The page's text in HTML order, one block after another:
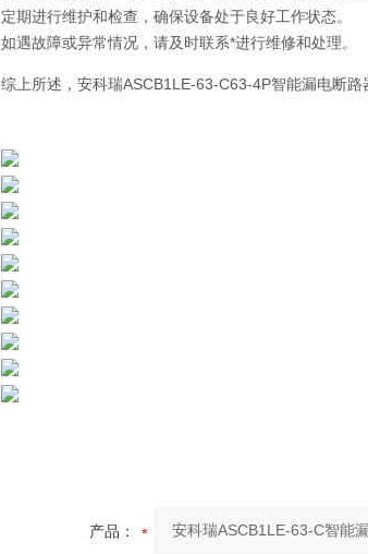
定期进行维护和检查，确保设备处于良好工作状态。
如遇故障或异常情况，请及时联系*进行维修和处理。
综上所述，安科瑞ASCB1LE-63-C63-4P智能漏电断
产品：